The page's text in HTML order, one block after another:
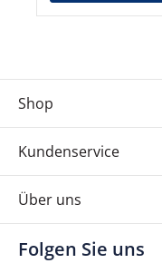
Shop
Kundenservice
Über uns
Folgen Sie uns